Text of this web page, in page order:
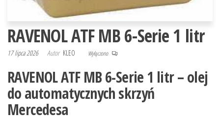
RAVENOL ATF MB 6-Serie 1 litr
17 lipca 2026 Autor KLEO Wyłączono
RAVENOL ATF MB 6-Serie 1 litr – olej
do automatycznych skrzyń
Mercedesa